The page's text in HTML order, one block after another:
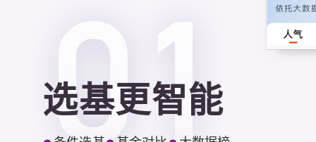
选基更智能